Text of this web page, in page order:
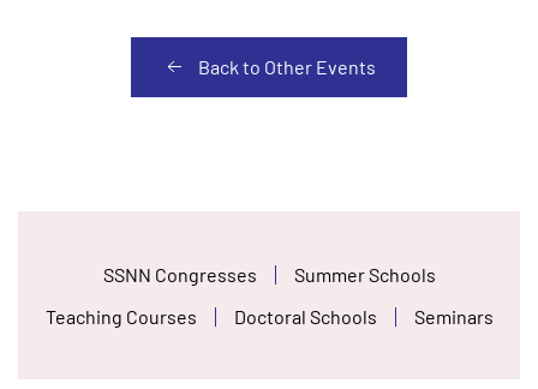
Back to Other Events
SSNN Congresses
Summer Schools
Teaching Courses
Doctoral Schools Seminars